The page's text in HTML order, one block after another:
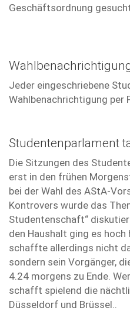
Geschäftsordnung
Jeder eingeschriebene
Wahlbenachrichtigung per
Studentenparlament
Die Sitzungen des
erst in den frühen
bei der Wahl des AStA-
Kontrovers wurde das
Studentenschaft“
den Haushalt ging es hoch
schaffte allerdings nicht
sondern sein Vorgänger,
4.24 morgens zu Ende.
schafft spielend die
Düsseldorf und Brüssel..